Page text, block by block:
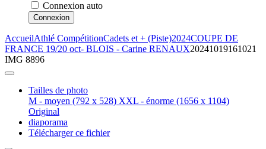
Connexion auto
Connexion
AccueilAthlé CompétitionCadets et + (Piste)2024COUPE DE
FRANCE 19/20 oct- BLOIS - Carine RENAUX20241019161021
IMG 8896
Tailles de photo
M - moyen (792 x 528) XXL - énorme (1656 x 1104)
Original
diaporama
Télécharger ce fichier